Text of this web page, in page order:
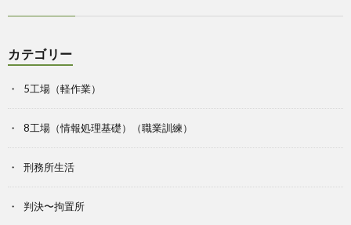
カテゴリー
5工場（軽作業）
8工場（情報処理基礎）（職業訓練）
刑務所生活
判決〜拘置所